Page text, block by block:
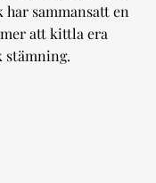
sammansatt en
att kittla era
stämning.